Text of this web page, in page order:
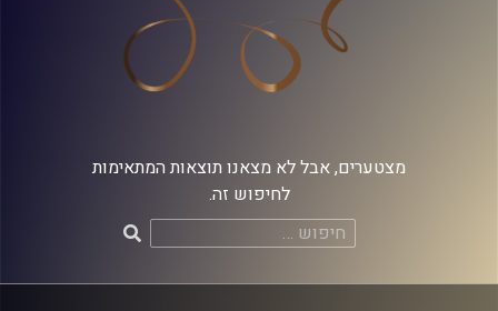
מצטערים, אבל לא מצאנו תוצאות המתאימות
לחיפוש זה.
חיפוש: